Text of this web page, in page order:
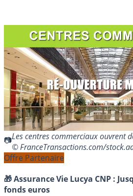
Les centres commerciaux ouvrent
© FranceTransactions.com/
Offre Partenaire
🎁 Assurance Vie Lucya CNP :
fonds euros